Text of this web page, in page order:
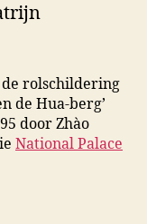
rolschildering
de Hua-berg’
door Zhào
National Palace